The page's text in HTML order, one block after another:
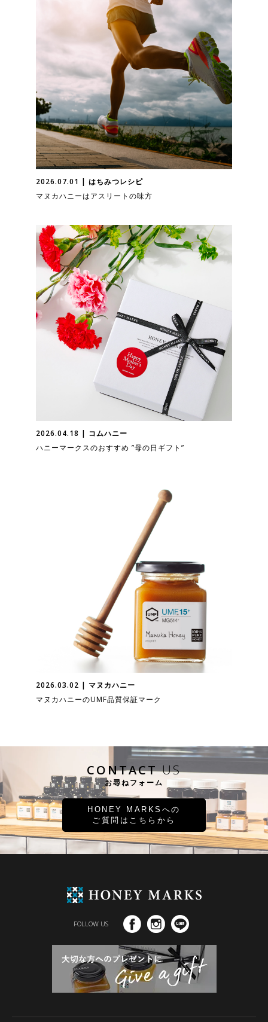
2026.07.01 | はちみつレシピ
マヌカハニーはアスリートの味方
2026.04.18 | コムハニー
ハニーマークスのおすすめ ”母の日ギフト”
2026.03.02 | マヌカハニー
マヌカハニーのUMF品質保証マーク
CONTACTUS
お尋ねフォーム
HONEY MARKSへの
ご質問はこちらから
FOLLOW US